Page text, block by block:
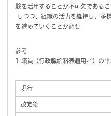
験を活用することが不可欠である
しつつ、組織の活力を維持し、多
を進めていくことが必要
参考
1 職員（行政職給料表適用者）の
現行
改定後